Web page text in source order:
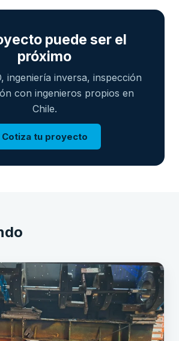
puede ser el
próximo
ingeniería inversa, inspección
con ingenieros propios en
Chile.
Cotiza tu proyecto